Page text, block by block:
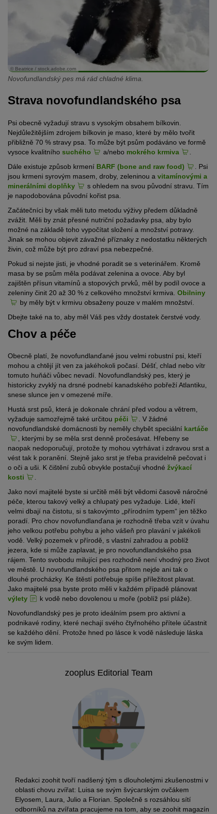
© Beatrice / stock.adobe.com
Novofundlandský pes má rád chladné klima.
Strava novofundlandského psa
Psi obecně vyžadují stravu s vysokým obsahem bílkovin.
Nejdůležitějším zdrojem bílkovin je maso, které by mělo tvořit
přibližně 70 % stravy psa. To může být psům podáváno ve formě
vysoce kvalitního suchého a/nebo mokrého krmiva
Dále existuje způsob krmení BARF (bone and raw food)
. Psi
jsou krmeni syrovým masem, droby, zeleninou a vitamínovými a
minerálními doplňky
s ohledem na svou původní stravu. Tím
je napodobována původní kořist psa.
Začátečníci by však měli tuto metodu výživy předem důkladně
zvážit. Měli by znát přesné nutriční požadavky psa, aby bylo
možné na základě toho vypočítat složení a množství potravy.
Jinak se mohou objevit závažné příznaky z nedostatku některých
živin, což může být pro zdraví psa nebezpečné.
Pokud si nejste jisti, je vhodné poradit se s veterinářem. Kromě
masa by se psům měla podávat zelenina a ovoce. Aby byl
zajištěn přísun vitamínů a stopových prvků, měl by podíl ovoce a
zeleniny činit 20 až 30 % z celkového množství krmiva. Obilniny
by měly být v krmivu obsaženy pouze v malém množství.
Dbejte také na to, aby měl Váš pes vždy dostatek čerstvé vody.
Chov a péče
Obecně platí, že novofundlanďané jsou velmi robustní psi, kteří
mohou a chtějí jít ven za jakéhokoli počasí. Déšť, chlad nebo vítr
tomuto huňáči vůbec nevadí. Novofundlandský pes, který je
historicky zvyklý na drsné podnebí kanadského pobřeží Atlantiku,
snese slunce jen v omezené míře.
Hustá srst psů, která je dokonale chrání před vodou a větrem,
vyžaduje samozřejmě také určitou péči
. V žádné
novofundlandské domácnosti by neměly chybět speciální kartáče
, kterými by se měla srst denně pročesávat. Hřebeny se
naopak nedoporučují, protože ty mohou vytrhávat i zdravou srst a
vést tak k poranění. Stejně jako srst je třeba pravidelně pečovat i
o oči a uši. K čištění zubů obvykle postačují vhodné žvýkací
kosti
.
Jako noví majitelé byste si určitě měli být vědomi časově náročné
péče, kterou takový velký a chlupatý pes vyžaduje. Lidé, kteří
velmi dbají na čistotu, si s takovýmto „přírodním typem“ jen těžko
poradí. Pro chov novofundlanďana je rozhodně třeba vzít v úvahu
jeho velkou potřebu pohybu a jeho vášeň pro plavání v jakékoli
vodě. Velký pozemek v přírodě, s vlastní zahradou a poblíž
jezera, kde si může zaplavat, je pro novofundlandského psa
rájem. Tento svobodu milující pes rozhodně není vhodný pro život
ve městě. U novofundlandského psa přitom nejde ani tak o
dlouhé procházky. Ke štěstí potřebuje spíše příležitost plavat.
Jako majitelé psa byste proto měli v každém případě plánovat
výlety
k vodě nebo dovolenou u moře (poblíž psí pláže).
Novofundlandský pes je proto ideálním psem pro aktivní a
podnikavé rodiny, které nechají svého čtyřnohého přítele účastnit
se každého dění. Protože hned po lásce k vodě následuje láska
ke svým lidem.
zooplus Editorial Team
Redakci zoohit tvoří nadšený tým s dlouholetými zkušenostmi v
oblasti chovu zvířat: Luisa se svým švýcarským ovčákem
Elyosem, Laura, Julio a Florian. Společně s rozsáhlou sítí
odborníků na zvířata pracujeme na tom, aby se zoohit magazín